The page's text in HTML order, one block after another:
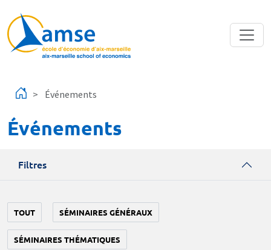
Événements
Événements
Filtres
TOUT SÉMINAIRES GÉNÉRAUX
SÉMINAIRES THÉMATIQUES